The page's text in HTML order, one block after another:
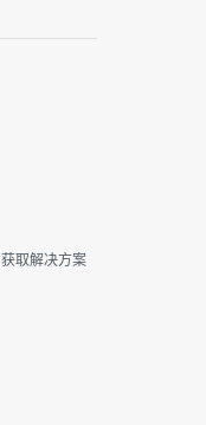
获取解决方案